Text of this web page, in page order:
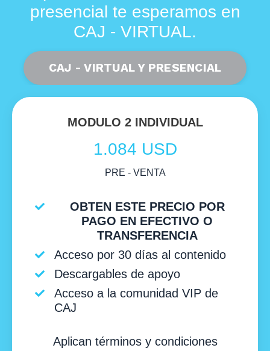
presencial te esperamos en
CAJ - VIRTUAL.
CAJ - VIRTUAL Y PRESENCIAL
MODULO 2 INDIVIDUAL
1.084 USD
PRE - VENTA
OBTEN ESTE PRECIO POR
PAGO EN EFECTIVO O
TRANSFERENCIA
Acceso por 30 días al contenido
Descargables de apoyo
Acceso a la comunidad VIP de
CAJ
Aplican términos y condiciones